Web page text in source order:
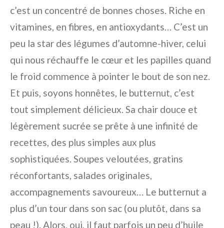
c’est un concentré de bonnes choses. Riche en
vitamines, en fibres, en antioxydants… C’est un
peu la star des légumes d’automne-hiver, celui
qui nous réchauffe le cœur et les papilles quand
le froid commence à pointer le bout de son nez.
Et puis, soyons honnêtes, le butternut, c’est
tout simplement délicieux. Sa chair douce et
légèrement sucrée se prête à une infinité de
recettes, des plus simples aux plus
sophistiquées. Soupes veloutées, gratins
réconfortants, salades originales,
accompagnements savoureux… Le butternut a
plus d’un tour dans son sac (ou plutôt, dans sa
peau !). Alors, oui, il faut parfois un peu d’huile